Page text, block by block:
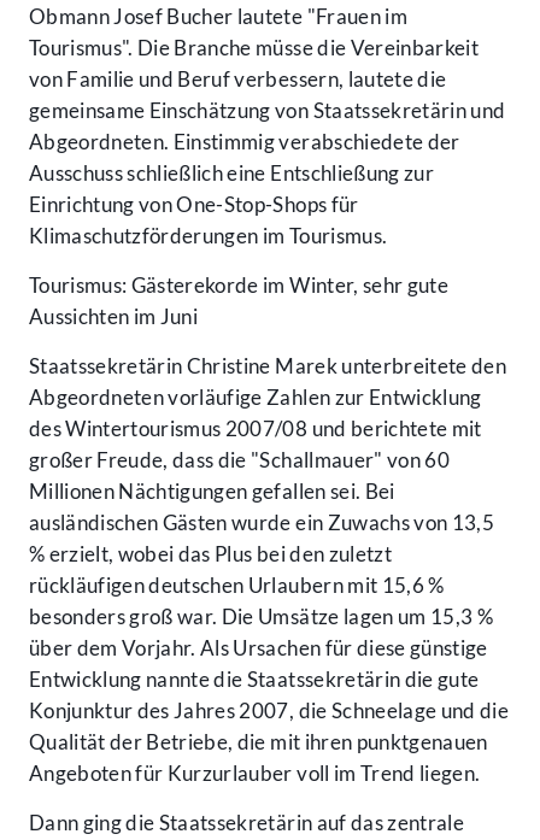
Obmann Josef Bucher lautete "Frauen im
Tourismus". Die Branche müsse die Vereinbarkeit
von Familie und Beruf verbessern, lautete die
gemeinsame Einschätzung von Staatssekretärin und
Abgeordneten. Einstimmig verabschiedete der
Ausschuss schließlich eine Entschließung zur
Einrichtung von One-Stop-Shops für
Klimaschutzförderungen im Tourismus.
Tourismus: Gästerekorde im Winter, sehr gute
Aussichten im Juni
Staatssekretärin Christine Marek unterbreitete den
Abgeordneten vorläufige Zahlen zur Entwicklung
des Wintertourismus 2007/08 und berichtete mit
großer Freude, dass die "Schallmauer" von 60
Millionen Nächtigungen gefallen sei. Bei
ausländischen Gästen wurde ein Zuwachs von 13,5
% erzielt, wobei das Plus bei den zuletzt
rückläufigen deutschen Urlaubern mit 15,6 %
besonders groß war. Die Umsätze lagen um 15,3 %
über dem Vorjahr. Als Ursachen für diese günstige
Entwicklung nannte die Staatssekretärin die gute
Konjunktur des Jahres 2007, die Schneelage und die
Qualität der Betriebe, die mit ihren punktgenauen
Angeboten für Kurzurlauber voll im Trend liegen.
Dann ging die Staatssekretärin auf das zentrale